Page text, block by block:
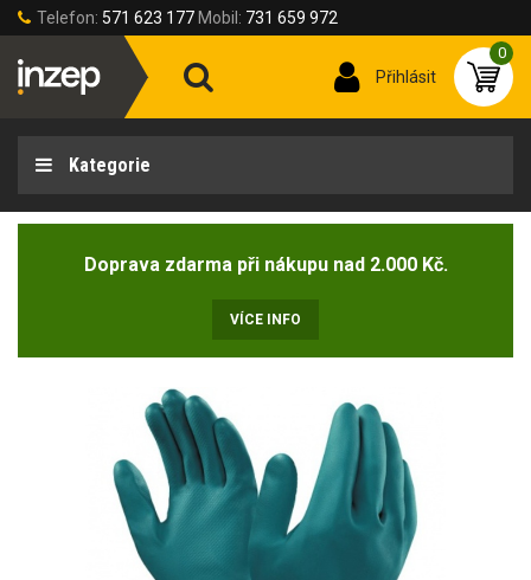
Telefon: 571 623 177 Mobil: 731 659 972
Přihlásit
0
Kategorie
Doprava zdarma při nákupu nad 2.000 Kč.
VÍCE INFO